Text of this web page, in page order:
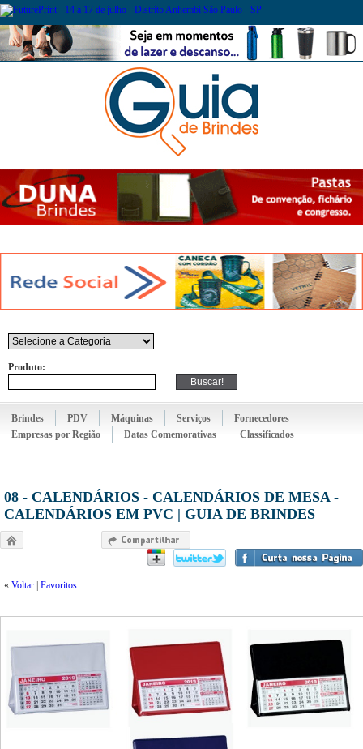
Produto:
Brindes PDV Máquinas Serviços
Fornecedores
Empresas por Região
Datas Comemorativas Classificados
08 - CALENDÁRIOS - CALENDÁRIOS DE MESA -
CALENDÁRIOS EM PVC | GUIA DE BRINDES
« Voltar Favoritos